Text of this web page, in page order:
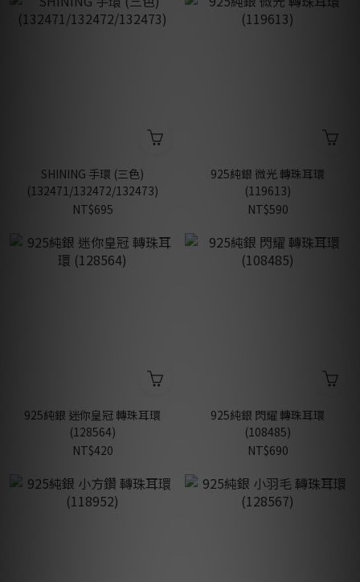
SHINING 手環 (三色)
(132471/132472/132473)
NT$695
925純銀 微光 轉珠耳環
(119613)
NT$590
925純銀 迷你皇冠 轉珠耳環
(128564)
NT$420
925純銀 閃耀 轉珠耳環
(108485)
NT$690